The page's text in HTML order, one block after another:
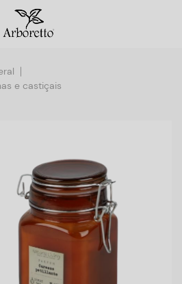
e castiçais